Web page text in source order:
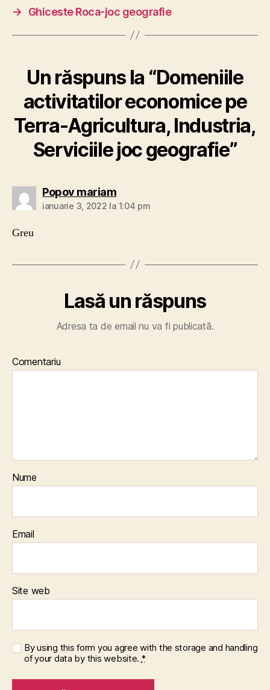
→
Ghiceste Roca-joc geografie
Un răspuns la “Domeniile
activitatilor economice pe
Terra-Agricultura, Industria,
Serviciile joc geografie”
Popov mariamspune:
ianuarie 3, 2022 la 1:04 pm
Greu
Lasă un răspuns
Adresa ta de email nu va fi publicată.
Comentariu
Nume
Email
Site web
By using this form you agree with the storage and handling
of your data by this website. *